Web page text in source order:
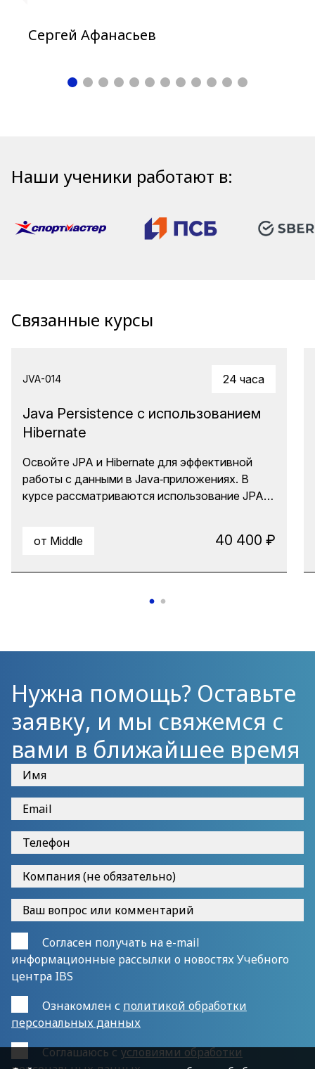
Сергей Афанасьев
Наши ученики работают в:
Связанные курсы
JVA-014 24 часа
Java Persistence с использованием
Hibernate
Освойте JPA и Hibernate для эффективной
работы с данными в Java‑приложениях. В
курсе рассматриваются использование JPA и
практические примеры и методы
от Middle 40 400 ₽
Нужна помощь? Оставьте
заявку, и мы свяжемся с
вами в ближайшее время
Согласен получать на e-mail
информационные рассылки о новостях Учебного
центра IBS
Ознакомлен с политикой обработки
персональных данных
Cоглашаюсь сусловиями обработки